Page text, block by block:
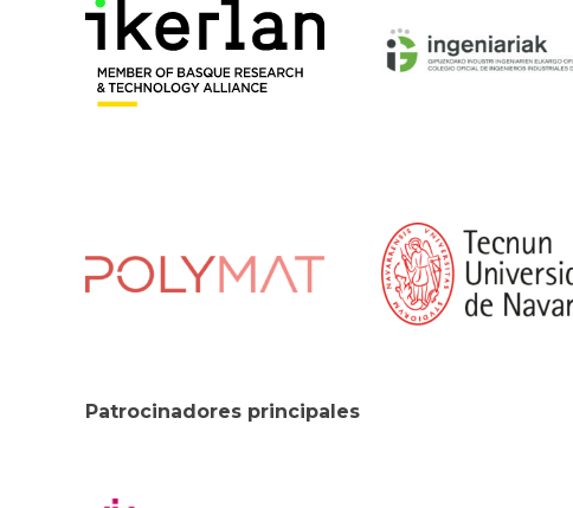
Patrocinadores principales